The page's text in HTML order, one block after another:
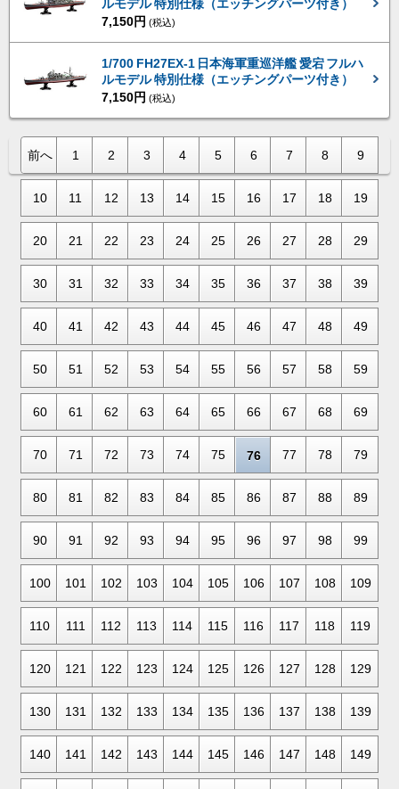
ルモデル 特別仕様（エッチングパーツ付き）
7,150円 (税込)
1/700 FH27EX-1 日本海軍重巡洋艦 愛宕 フルハ
ルモデル 特別仕様（エッチングパーツ付き）
7,150円 (税込)
前へ 1 2 3 4 5 6 7 8 9
10 11 12 13 14 15 16 17 18 19
20 21 22 23 24 25 26 27 28 29
30 31 32 33 34 35 36 37 38 39
40 41 42 43 44 45 46 47 48 49
50 51 52 53 54 55 56 57 58 59
60 61 62 63 64 65 66 67 68 69
70 71 72 73 74 75 76 77 78 79
80 81 82 83 84 85 86 87 88 89
90 91 92 93 94 95 96 97 98 99
100 101 102 103 104 105 106 107 108 109
110 111 112 113 114 115 116 117 118 119
120 121 122 123 124 125 126 127 128 129
130 131 132 133 134 135 136 137 138 139
140 141 142 143 144 145 146 147 148 149